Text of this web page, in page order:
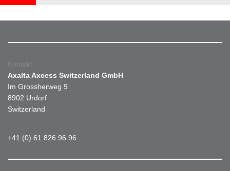
Kontakt
Axalta Axcess Switzerland GmbH
Im Grossherweg 9
8902 Urdorf
Switzerland
+41 (0) 61 826 96 96